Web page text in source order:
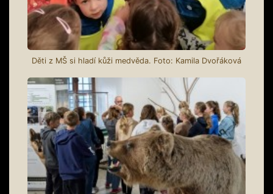
Děti z MŠ si hladí kůži medvěda. Foto: Kamila Dvořáková